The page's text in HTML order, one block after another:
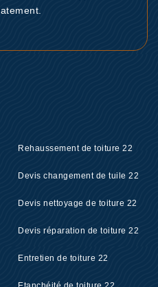
Rehaussement de toiture 22
Devis changement de tuile 22
Devis nettoyage de toiture 22
Devis réparation de toiture 22
Entretien de toiture 22